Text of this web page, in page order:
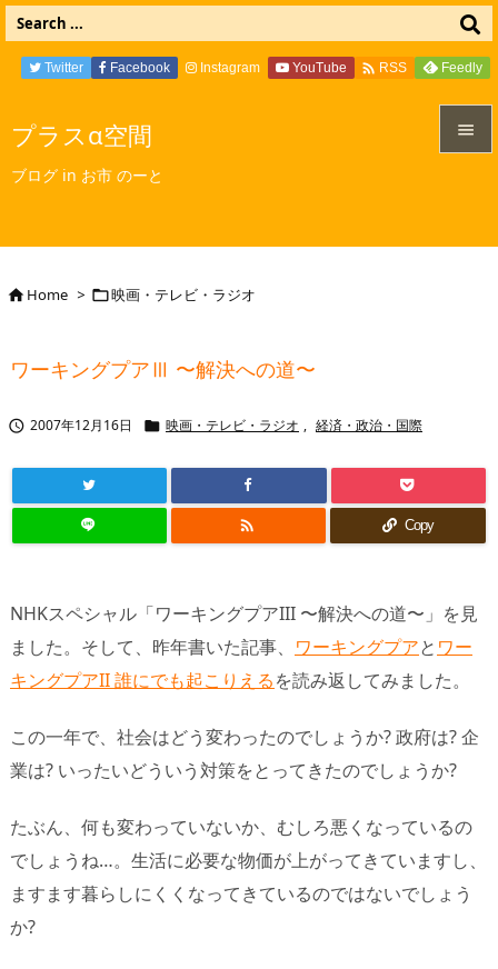
プラスα空間
ブログ in お市 のーと

Twitter Facebook Instagram YouTube  RSS Feedly
Home > 映画・テレビ・ラジオ
ワーキングプアⅢ 〜解決への道〜
 2007年12月16日  映画・テレビ・ラジオ , 経済・政治・国際
 Copy
NHKスペシャル「ワーキングプアIII 〜解決への道〜」を見
ました。そして、昨年書いた記事、 ワーキングプアと ワー
キングプアII 誰にでも起こりえるを読み返してみました。
この一年で、社会はどう変わったのでしょうか? 政府は? 企
業は? いったいどういう対策をとってきたのでしょうか?
たぶん、何も変わっていないか、むしろ悪くなっているの
でしょうね…。生活に必要な物価が上がってきていますし、
ますます暮らしにくくなってきているのではないでしょう
か?